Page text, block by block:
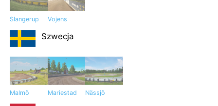
Slangerup Vojens
Szwecja
Malmö Mariestad Nässjö